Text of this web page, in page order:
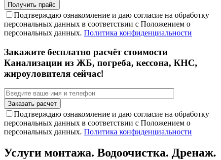
Подтверждаю ознакомление и даю согласие на обработку
персональных данных в соответствии с Положением о
персональных данных. Политика конфиденциальности
Закажите бесплатно расчёт стоимости
Канализации из ЖБ, погреба, кессона, КНС,
жироуловителя сейчас!
Подтверждаю ознакомление и даю согласие на обработку
персональных данных в соответствии с Положением о
персональных данных. Политика конфиденциальности
Услуги монтажа. Водоочистка. Дренаж.